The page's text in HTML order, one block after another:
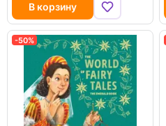
В корзину
-50%